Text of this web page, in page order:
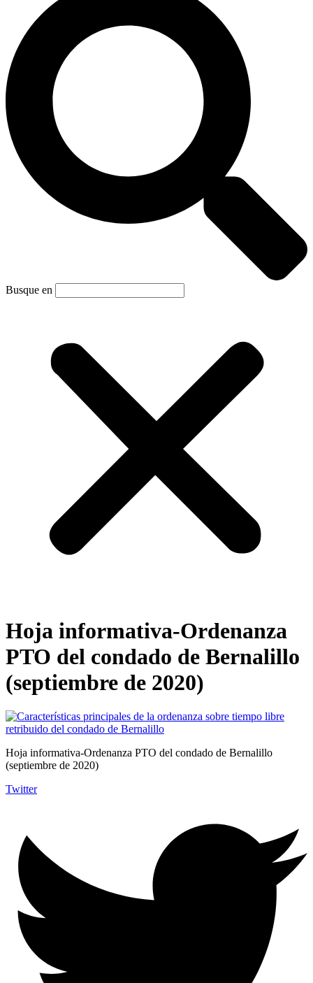
Busque en
Hoja informativa-Ordenanza
PTO del condado de Bernalillo
(septiembre de 2020)
Hoja informativa-Ordenanza PTO del condado de Bernalillo
(septiembre de 2020)
Twitter